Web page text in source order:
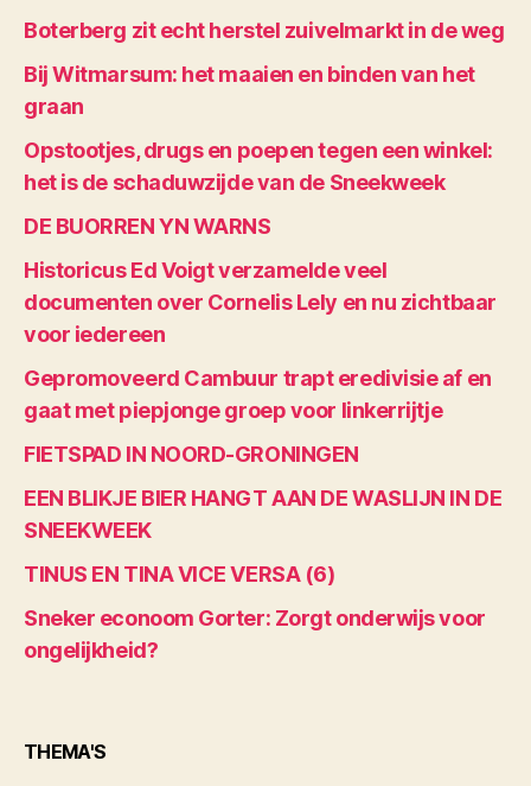
Boterberg zit echt herstel zuivelmarkt in de weg
Bij Witmarsum: het maaien en binden van het
graan
Opstootjes, drugs en poepen tegen een winkel:
het is de schaduwzijde van de Sneekweek
DE BUORREN YN WARNS
Historicus Ed Voigt verzamelde veel
documenten over Cornelis Lely en nu zichtbaar
voor iedereen
Gepromoveerd Cambuur trapt eredivisie af en
gaat met piepjonge groep voor linkerrijtje
FIETSPAD IN NOORD-GRONINGEN
EEN BLIKJE BIER HANGT AAN DE WASLIJN IN DE
SNEEKWEEK
TINUS EN TINA VICE VERSA (6)
Sneker econoom Gorter: Zorgt onderwijs voor
ongelijkheid?
THEMA'S